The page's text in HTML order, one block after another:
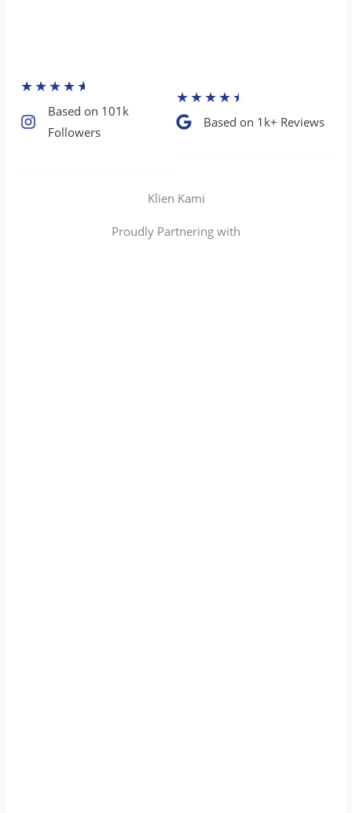
★★★★★
Based on 101k
Followers​
★★★★★
Based on 1k+ Reviews​
Klien Kami
Proudly Partnering with